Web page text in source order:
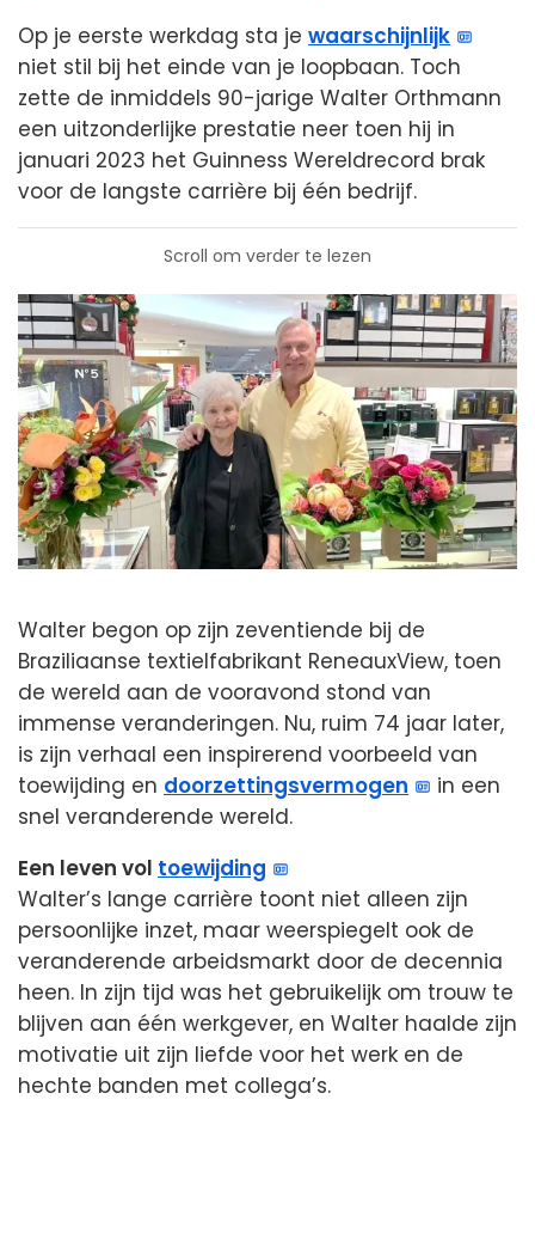
Op je eerste werkdag sta je waarschijnlijk
niet stil bij het einde van je loopbaan. Toch
zette de inmiddels 90-jarige Walter Orthmann
een uitzonderlijke prestatie neer toen hij in
januari 2023 het Guinness Wereldrecord brak
voor de langste carrière bij één bedrijf.
Scroll om verder te lezen
Walter begon op zijn zeventiende bij de
Braziliaanse textielfabrikant ReneauxView, toen
de wereld aan de vooravond stond van
immense veranderingen. Nu, ruim 74 jaar later,
is zijn verhaal een inspirerend voorbeeld van
toewijding en doorzettingsvermogen
in een
snel veranderende wereld.
Een leven vol toewijding
Walter’s lange carrière toont niet alleen zijn
persoonlijke inzet, maar weerspiegelt ook de
veranderende arbeidsmarkt door de decennia
heen. In zijn tijd was het gebruikelijk om trouw te
blijven aan één werkgever, en Walter haalde zijn
motivatie uit zijn liefde voor het werk en de
hechte banden met collega’s.